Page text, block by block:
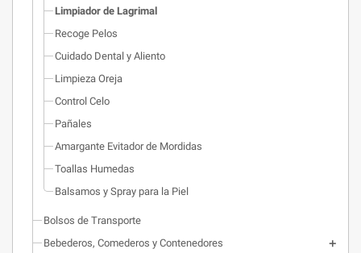
Limpiador de Lagrimal
Recoge Pelos
Cuidado Dental y Aliento
Limpieza Oreja
Control Celo
Pañales
Amargante Evitador de Mordidas
Toallas Humedas
Balsamos y Spray para la Piel
Bolsos de Transporte
Bebederos, Comederos y Contenedores